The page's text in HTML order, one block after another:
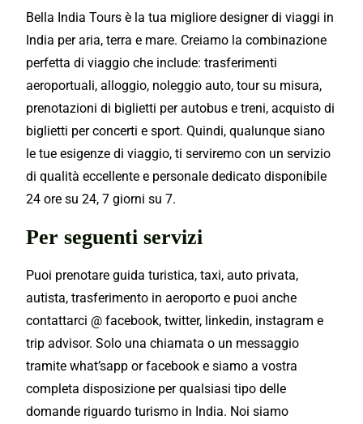
Bella India Tours è la tua migliore designer di viaggi in
India per aria, terra e mare. Creiamo la combinazione
perfetta di viaggio che include: trasferimenti
aeroportuali, alloggio, noleggio auto, tour su misura,
prenotazioni di biglietti per autobus e treni, acquisto di
biglietti per concerti e sport. Quindi, qualunque siano
le tue esigenze di viaggio, ti serviremo con un servizio
di qualità eccellente e personale dedicato disponibile
24 ore su 24, 7 giorni su 7.
Per seguenti servizi
Puoi prenotare guida turistica, taxi, auto privata,
autista, trasferimento in aeroporto e puoi anche
contattarci @ facebook, twitter, linkedin, instagram e
trip advisor. Solo una chiamata o un messaggio
tramite what’sapp or facebook e siamo a vostra
completa disposizione per qualsiasi tipo delle
domande riguardo turismo in India. Noi siamo